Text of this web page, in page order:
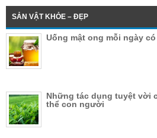
SẢN VẬT KHỎE – ĐẸP
Uống mật ong mỗi ngày
Những tác dụng tuyệt vời
thể con người